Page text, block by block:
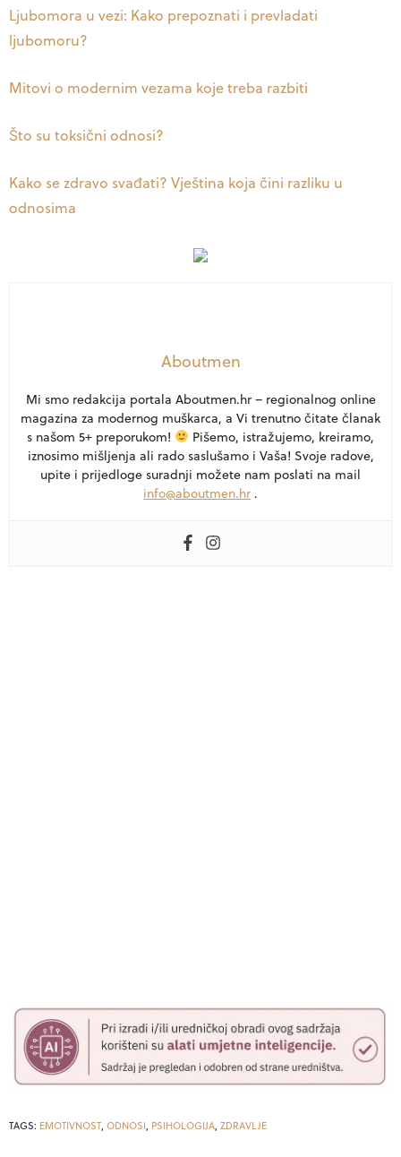
Ljubomora u vezi: Kako prepoznati i prevladati
ljubomoru?
Mitovi o modernim vezama koje treba razbiti
Što su toksični odnosi?
Kako se zdravo svađati? Vještina koja čini razliku u
odnosima
Aboutmen
Mi smo redakcija portala Aboutmen.hr – regionalnog online
magazina za modernog muškarca, a Vi trenutno čitate članak
s našom 5+ preporukom!
Pišemo, istražujemo, kreiramo,
iznosimo mišljenja ali rado saslušamo i Vaša! Svoje radove,
upite i prijedloge suradnji možete nam poslati na mail
info@aboutmen.hr .
TAGS: EMOTIVNOST, ODNOSI, PSIHOLOGIJA, ZDRAVLJE